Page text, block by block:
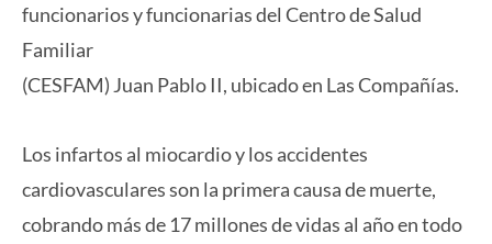
funcionarios y funcionarias del Centro de Salud
Familiar
(CESFAM) Juan Pablo II, ubicado en Las Compañías.
Los infartos al miocardio y los accidentes
cardiovasculares son la primera causa de muerte,
cobrando más de 17 millones de vidas al año en todo